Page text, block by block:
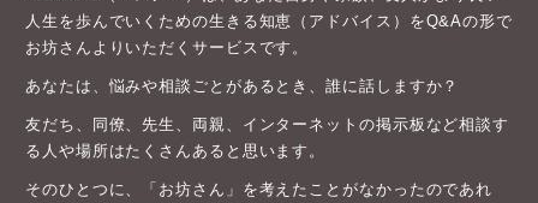
人生を歩んでいくための生きる知恵（アドバイス）をQ&Aの形で
お坊さんよりいただくサービスです。
あなたは、悩みや相談ごとがあるとき、誰に話しますか？
友だち、同僚、先生、両親、インターネットの掲示板など相談す
る人や場所はたくさんあると思います。
そのひとつに、「お坊さん」を考えたことがなかったのであれ